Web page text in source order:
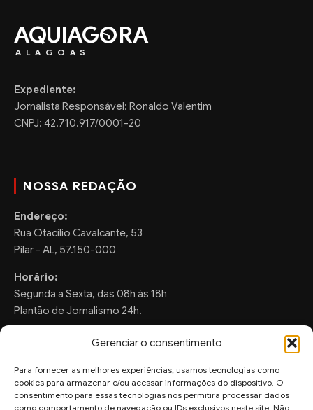
Gerenciar o consentimento
Para fornecer as melhores experiências, usamos tecnologias como
cookies para armazenar e/ou acessar informações do dispositivo. O
consentimento para essas tecnologias nos permitirá processar dados
como comportamento de navegação ou IDs exclusivos neste site. Não
AQUIAG RA
ALAGOAS
Expediente:
Jornalista Responsável: Ronaldo Valentim
CNPJ: 42.710.917/0001-20
NOSSA REDAÇÃO
Endereço:
Rua Otacilio Cavalcante, 53
Pilar - AL, 57.150-000
Horário:
Segunda a Sexta, das 08h às 18h
Plantão de Jornalismo 24h.
FALE CONOSCO
Sugestões de Pauta: